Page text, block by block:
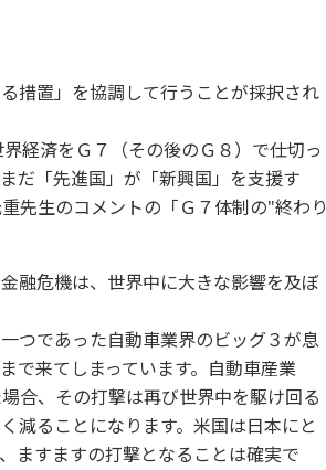
措置」を協調して行うことが採択され
経済をＧ７（その後のＧ８）で仕切っ
だ「先進国」が「新興国」を支援す
先生のコメントの「Ｇ７体制の"終わり
融危機は、世界中に大きな影響を及ぼ
つであった自動車業界のビッグ３が息
で来てしまっています。自動車産業
合、その打撃は再び世界中を駆け回る
減ることになります。米国は日本にと
ますますの打撃となることは確実で